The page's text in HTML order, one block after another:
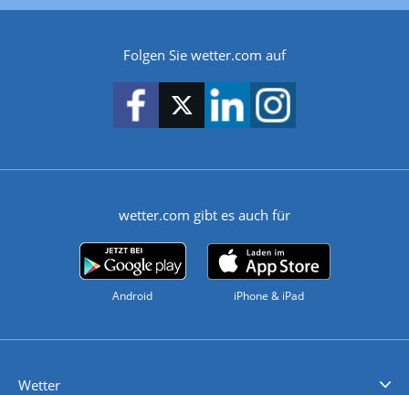
Folgen Sie wetter.com auf
wetter.com gibt es auch für
Android iPhone & iPad
Wetter